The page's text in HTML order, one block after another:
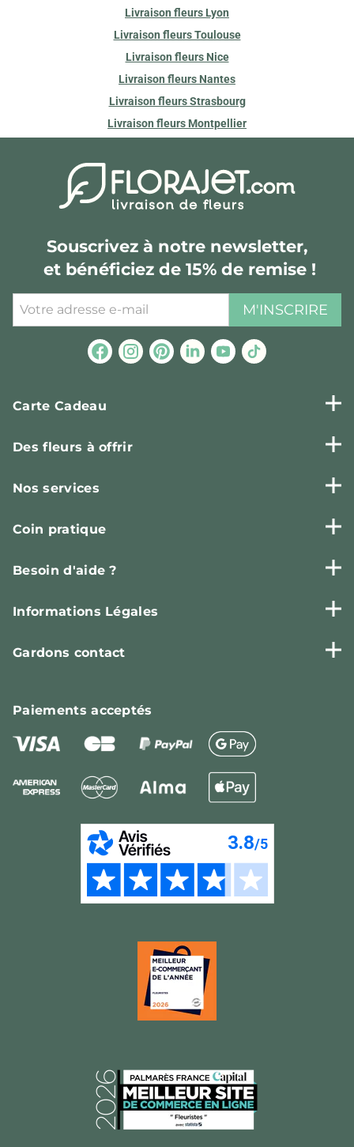
Livraison fleurs Lyon
Livraison fleurs Toulouse
Livraison fleurs Nice
Livraison fleurs Nantes
Livraison fleurs Strasbourg
Livraison fleurs Montpellier
Souscrivez à notre newsletter,
et bénéficiez de 15% de remise !
M'INSCRIRE
Carte Cadeau
Des fleurs à offrir
Nos services
Coin pratique
Besoin d'aide ?
Informations Légales
Gardons contact
Paiementsacceptés